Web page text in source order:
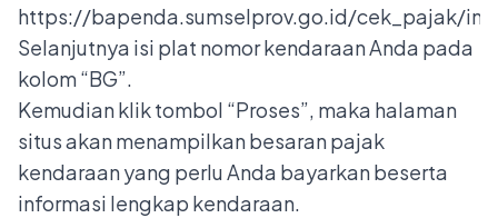
https://bapenda.sumselprov.go.id/cek_pajak/
Selanjutnya isi plat nomor kendaraan Anda pada
kolom “BG”.
Kemudian klik tombol “Proses”, maka halaman
situs akan menampilkan besaran pajak
kendaraan yang perlu Anda bayarkan beserta
informasi lengkap kendaraan.